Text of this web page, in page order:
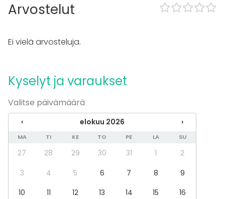
Outdoor area
Kalusto
Muistiinpanovälineet
Tapahtumatyypit
Juhlat
Illallinen / lounas
Kokous
Pikkujoulut
Company Party
Arvostelut
Ei vielä arvosteluja.
Kyselyt ja varaukset
Valitse päivämäärä
‹ elokuu 2026 ›
MA TI KE TO PE LA SU
27 28 29 30 31 1
2
3
4 5 6 7 8
9
10
11 12 13 14 15
16